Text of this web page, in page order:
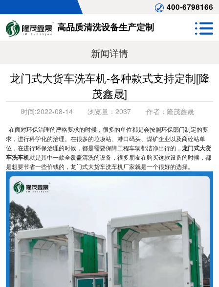
400-6798166
高品质清洗设备生产定制
新闻详情
龙门式大货车洗车机-各种款式支持定制[隆
茂鑫晟]
时间:2022-08-14 浏览量： 2037 作者： 隆茂鑫晟
在面对环保治理的严格要求的时候，很多的单位都是会按照环保部门制定的要
求，进行科学化的治理。在很多的垃圾站、港口码头、煤矿企业以及商砼站单
位，在进行环保治理的时候，都是需要保障工程车辆都洁净出行的， 龙门式大货
车洗车机就是其中一款全覆盖清洗的设备，很多朋友在购买这款设备的时候，都
是想要节省一些价钱的，龙门式大货车洗车机厂家就是一个很好的选择。